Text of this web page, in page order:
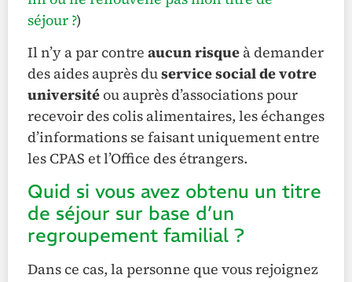
séjour ?)
Il n’y a par contre aucun risque à demander
des aides auprès duservice social de votre
universitéou auprès d’associations pour
recevoir des colis alimentaires, les échanges
d’informations se faisant uniquement entre
les CPAS et l’Office des étrangers.
Quid si vous avez obtenu un titre
de séjour sur base d’un
regroupement familial ?
Dans ce cas, la personne que vous rejoignez